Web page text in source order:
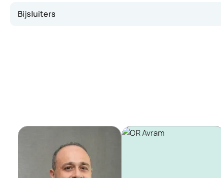
Bijsluiters